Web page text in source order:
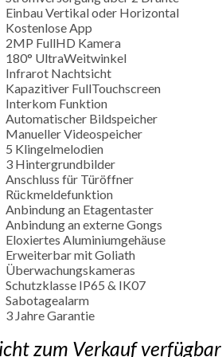
Einbau Vertikal oder Horizontal
Kostenlose App
2MP FullHD Kamera
180° UltraWeitwinkel
Infrarot Nachtsicht
Kapazitiver FullTouchscreen
Interkom Funktion
Automatischer Bildspeicher
Manueller Videospeicher
5 Klingelmelodien
3 Hintergrundbilder
Anschluss für Türöffner
Rückmeldefunktion
Anbindung an Etagentaster
Anbindung an externe Gongs
Eloxiertes Aluminiumgehäuse
Erweiterbar mit Goliath
Überwachungskameras
Schutzklasse IP65 & IK07
Sabotagealarm
3 Jahre Garantie
zum Verkauf verfügbar